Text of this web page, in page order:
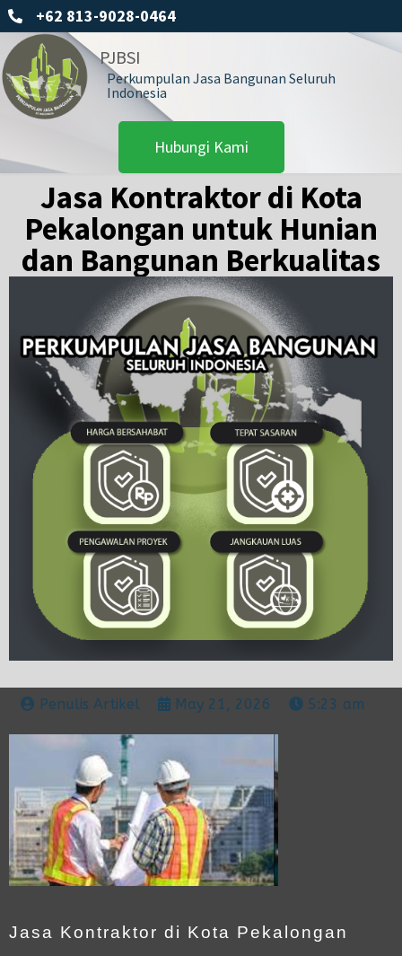
+62 813-9028-0464
PJBSI
Perkumpulan Jasa Bangunan Seluruh
Indonesia
Hubungi Kami
Jasa Kontraktor di Kota
Pekalongan untuk Hunian
dan Bangunan Berkualitas
Penulis Artikel May 21, 2026 5:23 am
Jasa Kontraktor di Kota Pekalongan